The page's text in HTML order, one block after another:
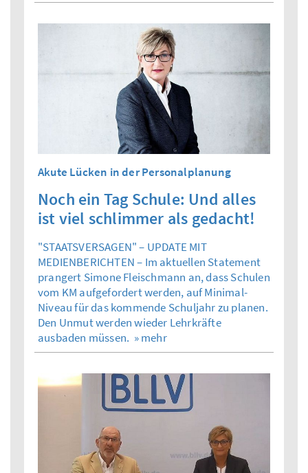
Akute Lücken in der Personalplanung
Noch ein Tag Schule: Und alles
ist viel schlimmer als gedacht!
"STAATSVERSAGEN" – UPDATE MIT
MEDIENBERICHTEN – Im aktuellen Statement
prangert Simone Fleischmann an, dass Schulen
vom KM aufgefordert werden, auf Minimal-
Niveau für das kommende Schuljahr zu planen.
Den Unmut werden wieder Lehrkräfte
ausbaden müssen. » mehr